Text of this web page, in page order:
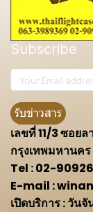
Subscribe
รับข่าวสาร
เลขที่ 11/3 ซอย
กรุงเทพมหานค
Tel : 02-
E-mail :
เปิดบริการ : วัน